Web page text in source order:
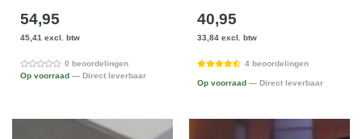
54,95
45,41 excl. btw
0 beoordelingen
Op voorraad — Direct leverbaar
40,95
33,84 excl. btw
4 beoordelingen
Op voorraad — Direct leverbaar